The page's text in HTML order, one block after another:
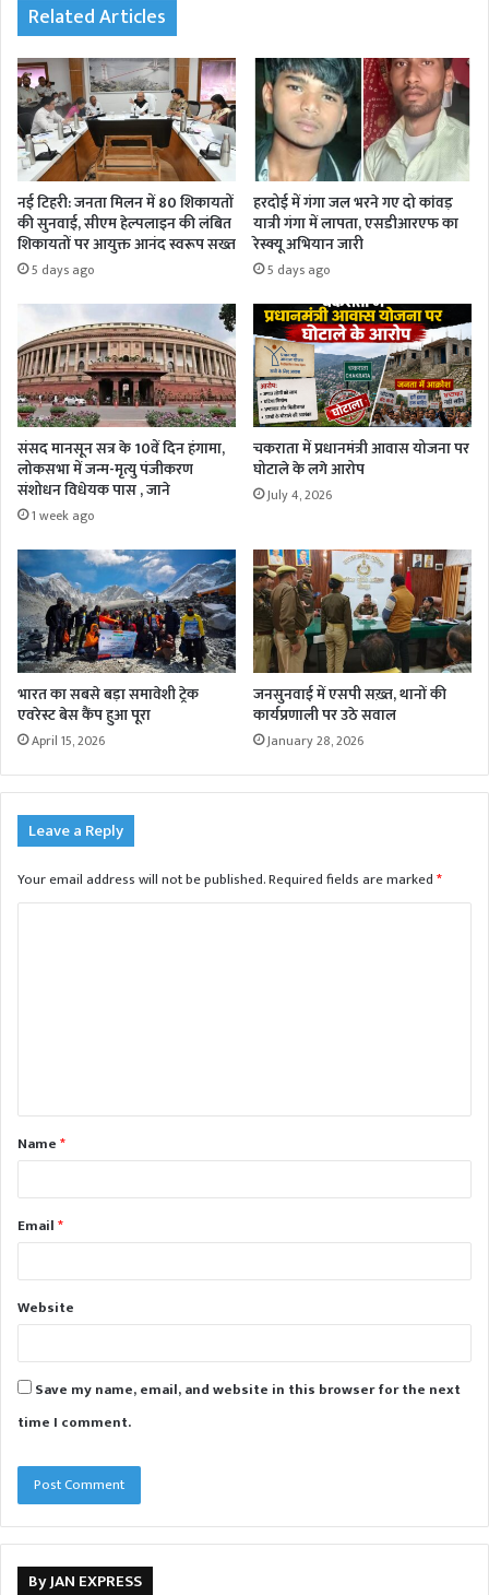
Related Articles
नई टिहरी: जनता मिलन में 80 शिकायतों
की सुनवाई, सीएम हेल्पलाइन की लंबित
शिकायतों पर आयुक्त आनंद स्वरूप सख्त
5 days ago
हरदोई में गंगा जल भरने गए दो कांवड़
यात्री गंगा में लापता, एसडीआरएफ का
रेस्क्यू अभियान जारी
5 days ago
संसद मानसून सत्र के 10वें दिन हंगामा,
लोकसभा में जन्म-मृत्यु पंजीकरण
संशोधन विधेयक पास , जाने
1 week ago
चकराता में प्रधानमंत्री आवास योजना पर
घोटाले के लगे आरोप
July 4, 2026
भारत का सबसे बड़ा समावेशी ट्रेक
एवरेस्ट बेस कैंप हुआ पूरा
April 15, 2026
जनसुनवाई में एसपी सख़्त, थानों की
कार्यप्रणाली पर उठे सवाल
January 28, 2026
Leave a Reply
Your email address will not be published.Required fields are marked*
t
*Name*
Email*
Website
Save my name, email, and website in this browser for the next
time I comment.
By JAN EXPRESS